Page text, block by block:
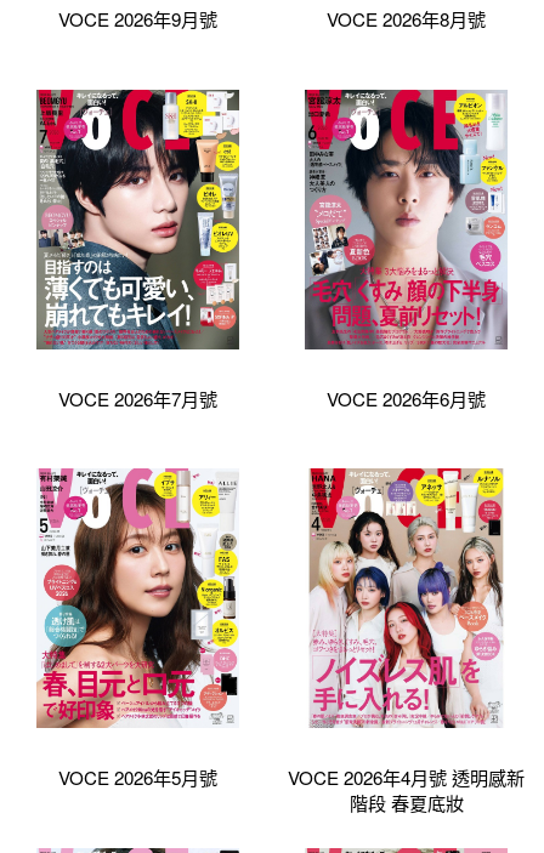
VOCE 2026年9月號 VOCE 2026年8月號
VOCE 2026年7月號 VOCE 2026年6月號
VOCE 2026年5月號
VOCE 2026年4月號 透明感新
階段 春夏底妝